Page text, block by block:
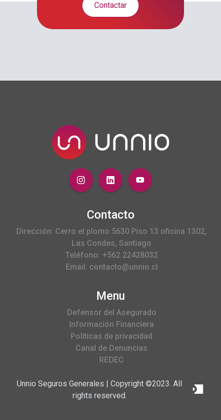
Contactar
Contacto
Dirección: Cerro el plomo 5630 Piso 13 oficina 1302,
Las Condes, Santiago
Teléfono: +562 22428032
Email: contacto@unnio.cl
Menu
Defensor del Asegurado
Información Financiera
Políticas de privacidad
Canal de Denuncias
REDEC
Unnio Seguros Generales | Copyright ©2023. All
rights reserved.